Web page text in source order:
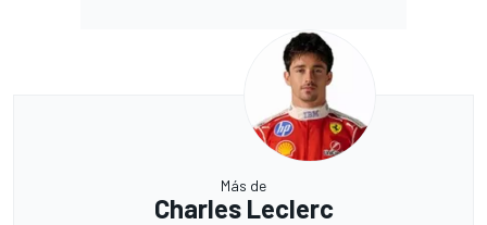
Más de
Charles Leclerc